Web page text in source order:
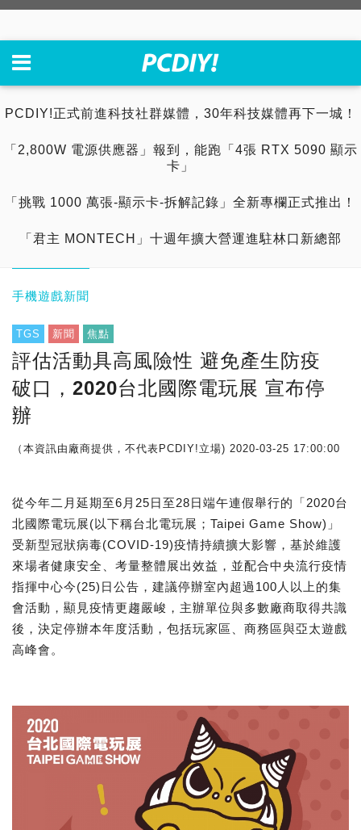
PCDIY!正式前進科技社群媒體，30年科技媒體再下一城！
「2,800W 電源供應器」報到，能跑「4張 RTX 5090 顯示
卡」
「挑戰 1000 萬張-顯示卡-拆解記錄」全新專欄正式推出！
「君主 MONTECH」十週年擴大營運進駐林口新總部
手機遊戲新聞
TGS 新聞 焦點
評估活動具高風險性 避免產生防疫
破口，2020台北國際電玩展 宣布停
辦
（本資訊由廠商提供，不代表PCDIY!立場) 2020-03-25 17:00:00
從今年二月延期至6月25日至28日端午連假舉行的「2020台
北國際電玩展(以下稱台北電玩展；Taipei Game Show)」
受新型冠狀病毒(COVID-19)疫情持續擴大影響，基於維護
來場者健康安全、考量整體展出效益，並配合中央流行疫情
指揮中心今(25)日公告，建議停辦室內超過100人以上的集
會活動，顯見疫情更趨嚴峻，主辦單位與多數廠商取得共識
後，決定停辦本年度活動，包括玩家區、商務區與亞太遊戲
高峰會。